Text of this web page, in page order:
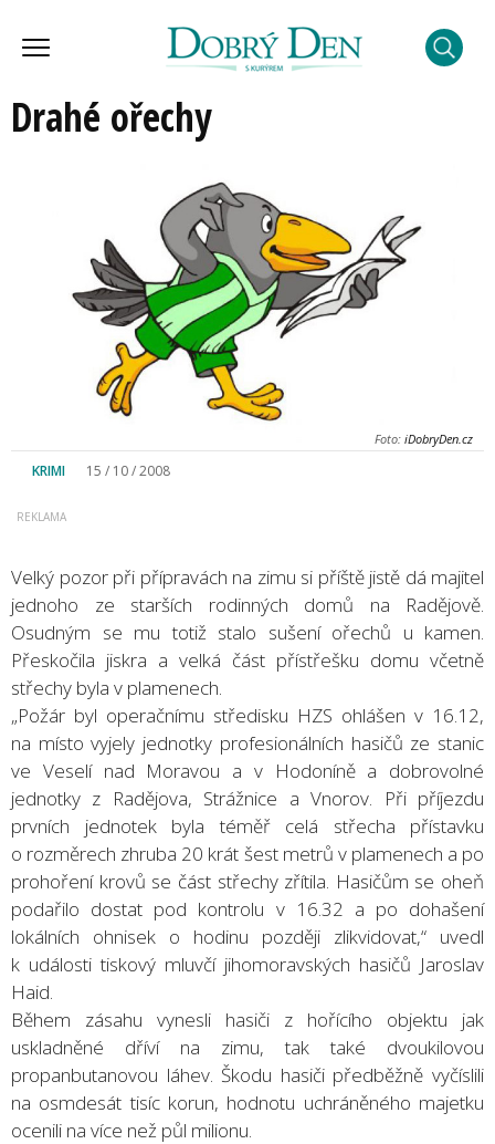
Drahé ořechy
Foto: iDobryDen.cz
KRIMI 15 / 10 / 2008
Velký pozor při přípravách na zimu si příště jistě dá majitel
jednoho ze starších rodinných domů na Radějově.
Osudným se mu totiž stalo sušení ořechů u kamen.
Přeskočila jiskra a velká část přístřešku domu včetně
střechy byla v plamenech.
„Požár byl operačnímu středisku HZS ohlášen v 16.12,
na místo vyjely jednotky profesionálních hasičů ze stanic
ve Veselí nad Moravou a v Hodoníně a dobrovolné
jednotky z Radějova, Strážnice a Vnorov. Při příjezdu
prvních jednotek byla téměř celá střecha přístavku
o rozměrech zhruba 20 krát šest metrů v plamenech a po
prohoření krovů se část střechy zřítila. Hasičům se oheň
podařilo dostat pod kontrolu v 16.32 a po dohašení
lokálních ohnisek o hodinu později zlikvidovat,“ uvedl
k události tiskový mluvčí jihomoravských hasičů Jaroslav
Haid.
Během zásahu vynesli hasiči z hořícího objektu jak
uskladněné dříví na zimu, tak také dvoukilovou
propanbutanovou láhev. Škodu hasiči předběžně vyčíslili
na osmdesát tisíc korun, hodnotu uchráněného majetku
ocenili na více než půl milionu.